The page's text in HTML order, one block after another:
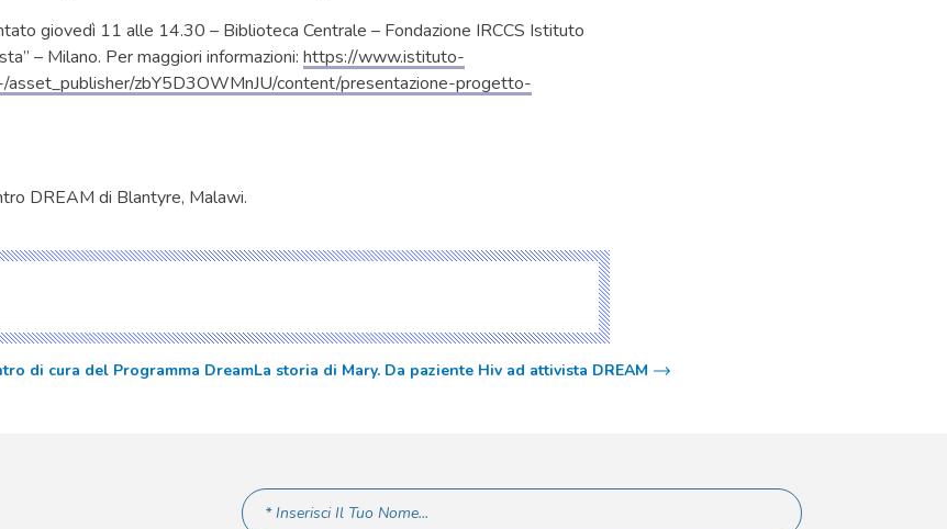
giovedì 11 alle 14.30 – Biblioteca Centrale – Fondazione IRCCS Istituto
– Milano. Per maggiori informazioni: https://www.istituto-
zbY5D3OWMnJU/content/presentazione-progetto-
DREAM di Blantyre, Malawi.
di cura del Programma DreamLa storia di Mary. Da paziente Hiv ad attivista DREAM